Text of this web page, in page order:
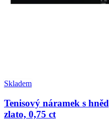
Skladem
Tenisový náramek s
zlato, 0,75 ct